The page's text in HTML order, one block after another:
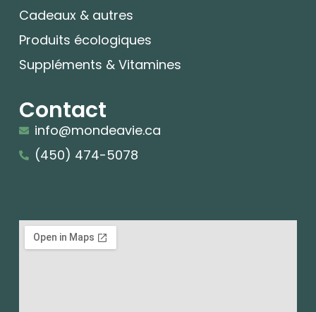
Cadeaux & autres
Produits écologiques
Suppléments & Vitamines
Contact
info@mondeavie.ca
(450) 474-5078